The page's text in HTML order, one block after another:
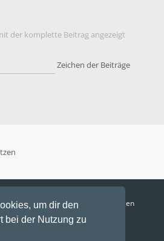
um dir den
bei der Nutzung zu
der komplette Beitrag angezeigt
Zeichen der Beiträge
Datenschutz
Nutzungsbedingungen
sind UTC+02:00
9. August 2026, 12:27